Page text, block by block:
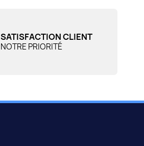
SATISFACTION CLIENT
NOTRE PRIORITÉ